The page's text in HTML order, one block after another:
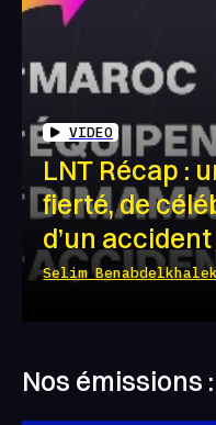
VIDEO
LNT Récap :
fierté, de
d’un
Selim Benabdelkhalek
Nos émissions